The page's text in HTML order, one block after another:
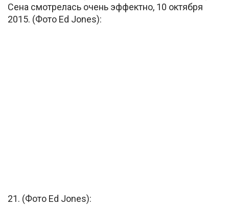
Сена смотрелась очень эффектно, 10 октября
2015. (Фото Ed Jones):
21. (Фото Ed Jones):